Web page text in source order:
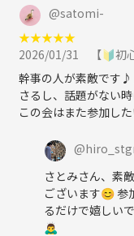
@satomi-
★★★★★
2026/01/31
【🔰
幹事の人が素敵です♪
さるし、話題がない
この会はまた参加し
@
さとみさん、素
ございます😊 参
るだけで嬉しい
🙇‍♂️